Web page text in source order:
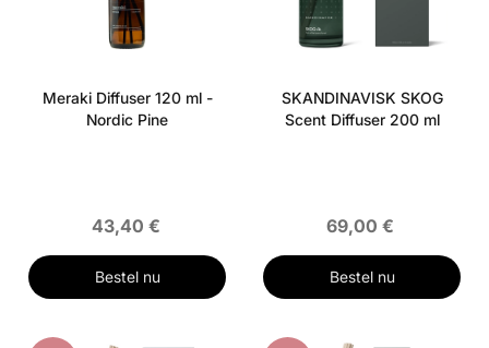
Meraki Diffuser 120 ml -
Nordic Pine
43,40 €
Bestel nu
SKANDINAVISK SKOG
Scent Diffuser 200 ml
69,00 €
Bestel nu